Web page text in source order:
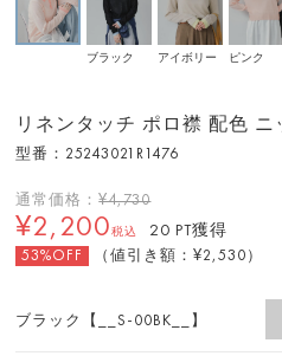
ブラック アイボリー ピンク
リネンタッチ ポロ襟 配色 ニ
型番：25243021R1476
通常価格：¥4,730
¥2,200税込 20 PT獲得
53%OFF （値引き額：¥2,530 ）
ブラック【__S-00BK__】